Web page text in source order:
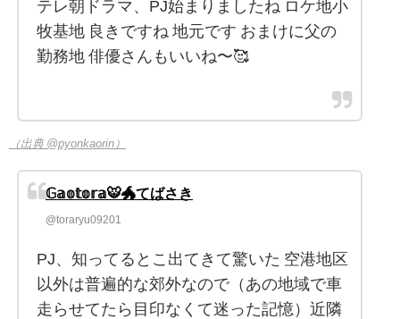
テレ朝ドラマ、PJ始まりましたね ロケ地小
牧基地 良きですね 地元です おまけに父の
勤務地 俳優さんもいいね〜🥰
（出典 @pyonkaorin）
𝔾𝕒𝕠𝕥𝕠𝕣𝕒🐯🐲てばさき
@toraryu09201
PJ、知ってるとこ出てきて驚いた 空港地区
以外は普遍的な郊外なので（あの地域で車
走らせてたら目印なくて迷った記憶）近隣